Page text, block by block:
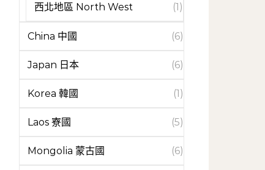
西北地區 North West (1)
China 中國 (6)
Japan 日本 (6)
Korea 韓國 (1)
Laos 寮國 (5)
Mongolia 蒙古國 (6)